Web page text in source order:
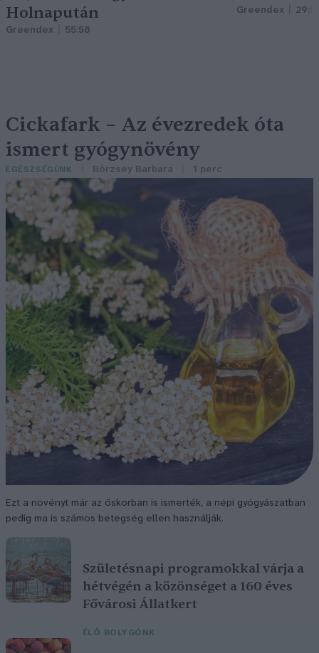
Holnapután
Greendex 55:58
Greendex
Cickafark – Az évezredek óta
ismert gyógynövény
EGÉSZSÉGÜNK Börzsey Barbara 1 perc
Ezt a növényt már az őskorban is ismerték, a népi gyógyászatban
pedig ma is számos betegség ellen használják.
Születésnapi programokkal várja a
hétvégén a közönséget a 160 éves
Fővárosi Állatkert
ÉLŐ BOLYGÓNK